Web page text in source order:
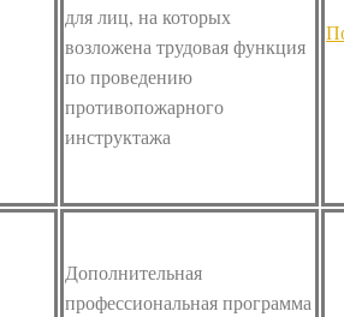
для лиц, на которых
возложена трудовая функция
по проведению
противопожарного
инструктажа
Дополнительная
профессиональная программа